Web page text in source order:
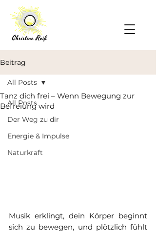
Beitrag
All Posts
Der Weg zu dir
Energie & Impulse
Naturkraft
All Posts
Tanz dich frei – Wenn Bewegung zur
Befreiung wird
Musik erklingt, dein Körper beginnt
sich zu bewegen, und plötzlich fühlt